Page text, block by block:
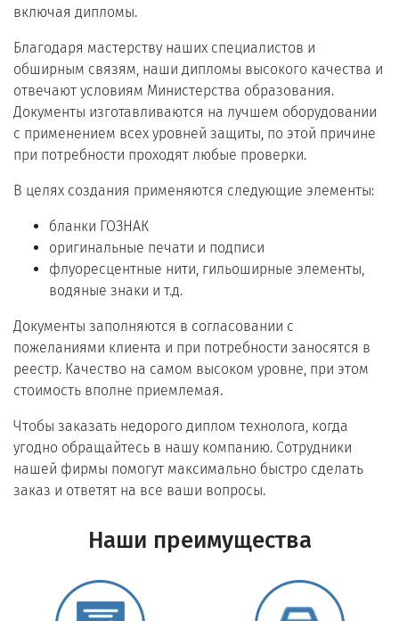
включая дипломы.
Благодаря мастерству наших специалистов и
обширным связям, наши дипломы высокого качества и
отвечают условиям Министерства образования.
Документы изготавливаются на лучшем оборудовании
с применением всех уровней защиты, по этой причине
при потребности проходят любые проверки.
В целях создания применяются следующие элементы:
бланки ГОЗНАК
оригинальные печати и подписи
флуоресцентные нити, гильоширные элементы,
водяные знаки и т.д.
Документы заполняются в согласовании с
пожеланиями клиента и при потребности заносятся в
реестр. Качество на самом высоком уровне, при этом
стоимость вполне приемлемая.
Чтобы заказать недорого диплом технолога, когда
угодно обращайтесь в нашу компанию. Сотрудники
нашей фирмы помогут максимально быстро сделать
заказ и ответят на все ваши вопросы.
Наши преимущества